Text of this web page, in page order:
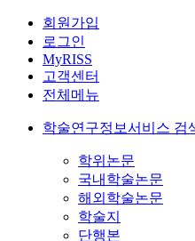
회원가입
로그인
MyRISS
고객센터
전체메뉴
학술연구정보서비스 검
학위논문
국내학술논문
해외학술논문
학술지
단행본